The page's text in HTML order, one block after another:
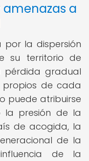
amenazas a
por la dispersión
su territorio de
pérdida gradual
de cada
puede atribuirse
la presión de la
de acogida, la
de la
de la